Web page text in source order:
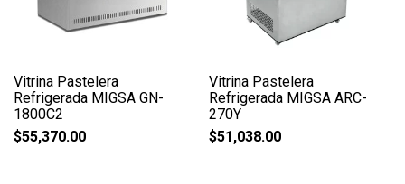
Vitrina Pastelera
Refrigerada MIGSA GN-
1800C2
$55,370.00
Vitrina Pastelera
Refrigerada MIGSA ARC-
270Y
$51,038.00